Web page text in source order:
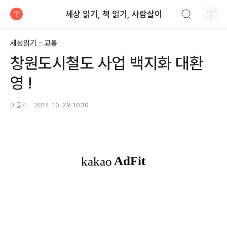
세상 읽기, 책 읽기, 사람살이
세상읽기 - 교통
창원도시철도 사업 백지화 대환
영 !
이윤기 2014. 10. 29. 10:10